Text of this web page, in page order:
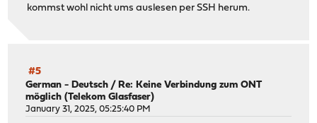
kommst wohl nicht ums auslesen per SSH herum.
#5
German - Deutsch /Re: Keine Verbindung zum ONT
möglich (Telekom Glasfaser)
January 31, 2025, 05:25:40 PM